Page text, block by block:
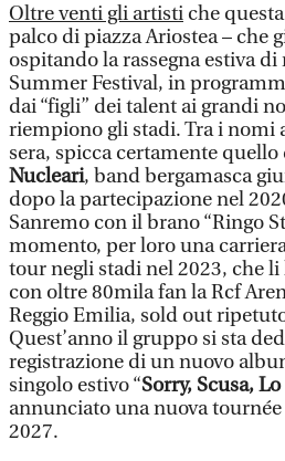
Oltre venti gli artisti che
palco di piazza Ariostea – che
ospitando la rassegna estiva di
Summer Festival, in
dai “figli” dei talent ai grandi
riempiono gli stadi. Tra i nomi
sera, spicca certamente quello
Nucleari, band bergamasca
dopo la partecipazione nel
Sanremo con il brano “Ringo
momento, per loro una
tour negli stadi nel 2023, che
con oltre 80mila fan la Rcf
Reggio Emilia, sold out
Quest’anno il gruppo si sta
registrazione di un nuovo
singolo estivo “Sorry, Scusa,
annunciato una nuova
2027.